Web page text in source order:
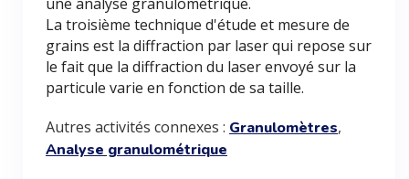
La troisième technique d'étude et mesure de
grains est la diffraction par laser qui repose sur
le fait que la diffraction du laser envoyé sur la
particule varie en fonction de sa taille.
Autres activités connexes : Granulomètres,
Analyse granulométrique